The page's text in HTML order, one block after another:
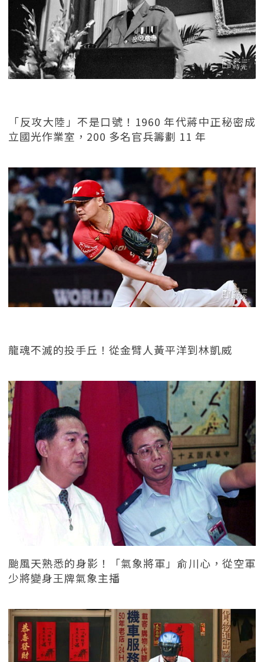
「反攻大陸」不是口號！1960 年代蔣中正秘密成
立國光作業室，200 多名官兵籌劃 11 年
龍魂不滅的投手丘！從金臂人黃平洋到林凱威
颱風天熟悉的身影！「氣象將軍」俞川心，從空軍
少將變身王牌氣象主播